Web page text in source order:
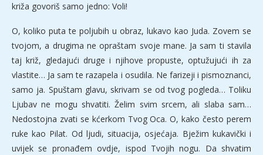
križa govoriš samo jedno: Voli!
O, koliko puta te poljubih u obraz, lukavo kao Juda. Zovem se
tvojom, a drugima ne opraštam svoje mane. Ja sam ti stavila
taj križ, gledajući druge i njihove propuste, optužujući ih za
vlastite… Ja sam te razapela i osudila. Ne farizeji i pismoznanci,
samo ja. Spuštam glavu, skrivam se od tvog pogleda… Toliku
Ljubav ne mogu shvatiti. Želim svim srcem, ali slaba sam…
Nedostojna zvati se kćerkom Tvog Oca. O, kako često perem
ruke kao Pilat. Od ljudi, situacija, osjećaja. Bježim kukavički i
uvijek se pronađem ovdje, ispod Tvojih nogu. Da shvatim